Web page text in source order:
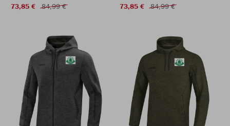
73,85 €
84,99 €
73,85 €
84,99 €